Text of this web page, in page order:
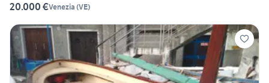
20.000 €Venezia (VE)